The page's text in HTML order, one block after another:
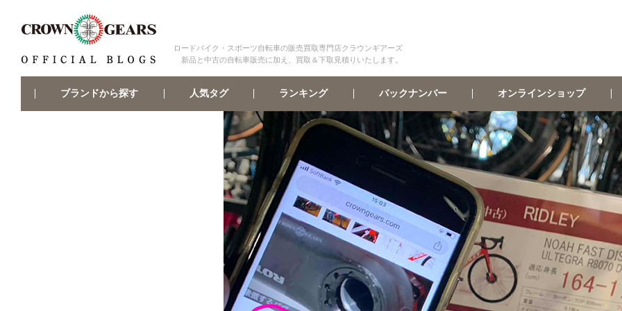
ロードバイク・スポーツ自転車の販売買取専門店クラウンギアーズ
新品と中古の自転車販売に加え、買取＆下取見積りいたします。
ブランドから探す 人気タグ ランキング バックナンバー オンラインショップ